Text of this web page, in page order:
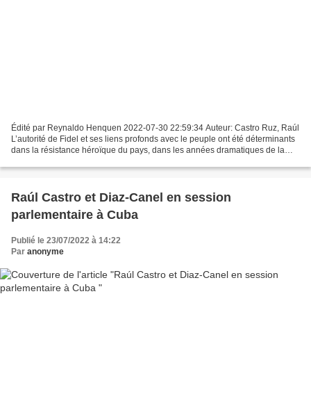
Édité par Reynaldo Henquen 2022-07-30 22:59:34 Auteur: Castro Ruz, Raúl
L’autorité de Fidel et ses liens profonds avec le peuple ont été déterminants
dans la résistance héroïque du pays, dans les années dramatiques de la
Raúl Castro et Diaz-Canel en session
parlementaire à Cuba
Publié le 23/07/2022 à 14:22
Par anonyme